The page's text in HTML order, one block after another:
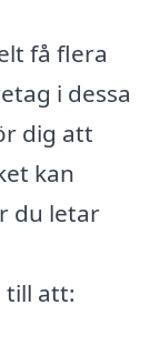
få flera
i dessa
dig att
kan
du letar
till att: